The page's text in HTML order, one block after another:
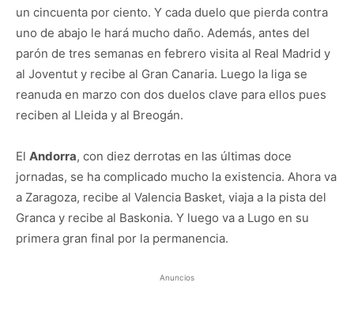
un cincuenta por ciento. Y cada duelo que pierda contra
uno de abajo le hará mucho daño. Además, antes del
parón de tres semanas en febrero visita al Real Madrid y
al Joventut y recibe al Gran Canaria. Luego la liga se
reanuda en marzo con dos duelos clave para ellos pues
reciben al Lleida y al Breogán.
El Andorra, con diez derrotas en las últimas doce
jornadas, se ha complicado mucho la existencia. Ahora va
a Zaragoza, recibe al Valencia Basket, viaja a la pista del
Granca y recibe al Baskonia. Y luego va a Lugo en su
primera gran final por la permanencia.
Anuncios